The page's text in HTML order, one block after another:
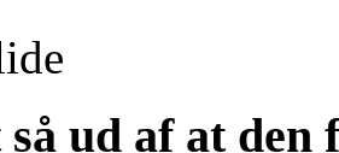
ud af at den